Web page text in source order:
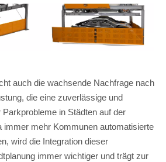
auch die wachsende Nachfrage nach
die eine zuverlässige und
in Städten auf der
immer mehr Kommunen automatisierte
wird die Integration dieser
immer wichtiger und trägt zur